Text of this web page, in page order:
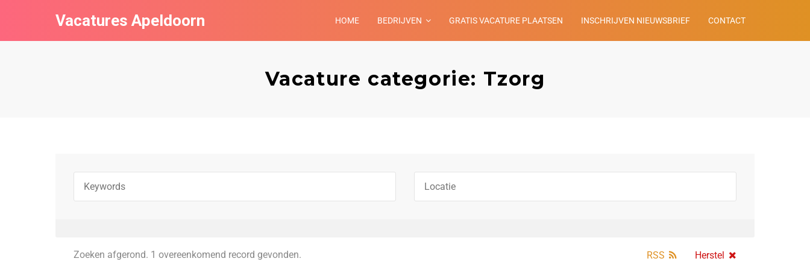
Vacatures Apeldoorn HOME BEDRIJVEN GRATIS VACATURE PLAATSEN INSCHRIJVEN NIEUWSBRIEF CONTACT
Vacature categorie: Tzorg
Zoeken afgerond. 1 overeenkomend record gevonden. Herstel
RSS